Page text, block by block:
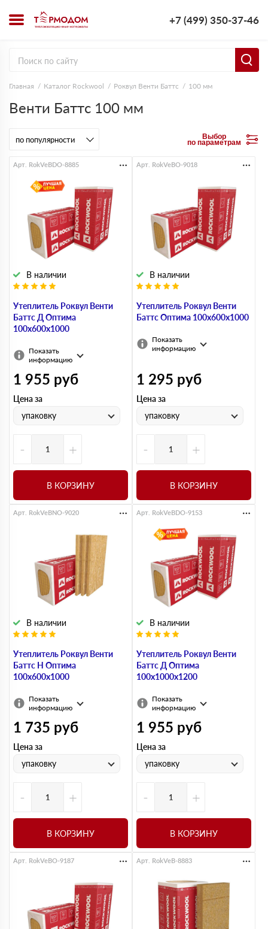
+7 (499) 350-37-46
Главная Каталог Rockwool Роквул Венти Баттс 100 мм
Венти Баттс 100 мм
Выбор
по параметрам
Утеплитель Роквул Венти
Баттс Д Оптима
100х600х1000
В наличии
Арт. RokVeBDO-8885
Показать
информацию
1 955 руб
Цена за
упаковку
- +
В КОРЗИНУ
Утеплитель Роквул Венти
Баттс Оптима 100х600х1000
В наличии
Арт. RokVeBO-9018
Показать
информацию
1 295 руб
Цена за
упаковку
- +
В КОРЗИНУ
Утеплитель Роквул Венти
Баттс Н Оптима
100х600х1000
В наличии
Арт. RokVeBNO-9020
Показать
информацию
1 735 руб
Цена за
упаковку
- +
В КОРЗИНУ
Утеплитель Роквул Венти
Баттс Д Оптима
100х1000х1200
В наличии
Арт. RokVeBDO-9153
Показать
информацию
1 955 руб
Цена за
упаковку
- +
В КОРЗИНУ
Арт. RokVeBO-9187 Арт. RokVeB-8883